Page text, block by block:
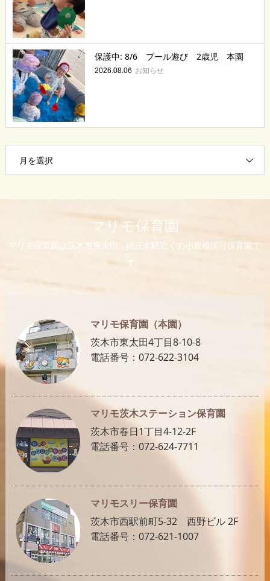
保護中: 8/6 プール遊び 2歳児 本園
2026.08.06 お知らせ
月を選択
マリモ保育園
マリモ保育園は茨木市東太田・JR茨木駅近くの小規模認可保育園で
す。
マリモ保育園（本園）
茨木市東太田4丁目8-10-8
電話番号：072-622-3104
マリモ茨木ステーション保育園
茨木市春日1丁目4-12-2F
電話番号：072-624-7711
マリモスリー保育園
茨木市西駅前町5-32 西野ビル 2F
電話番号：072-621-1007